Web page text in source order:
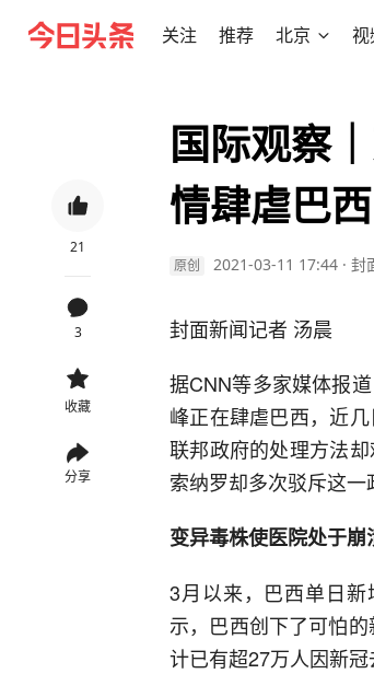
关注 推荐 北京 视
21
3
收藏
分享
国际观察
情肆虐巴
原创 2021-03-11 17:44 · 封
封面新闻记者 汤晨
据CNN等多家媒体报
峰正在肆虐巴西，近
联邦政府的处理方法
索纳罗却多次驳斥这一
变异毒株使医院处于崩
3月以来，巴西单日
示，巴西创下了可怕
计已有超27万人因新冠